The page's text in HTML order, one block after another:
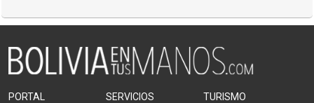
PORTAL SERVICIOS TURISMO